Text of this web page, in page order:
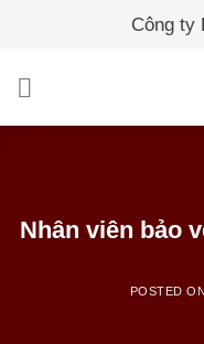
Công ty
Nhân viên bảo
POSTED